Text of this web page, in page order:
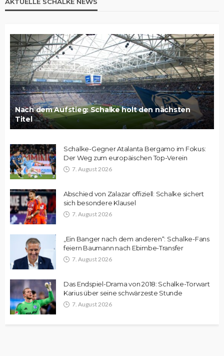
Nach dem Aufstieg: Schalke holt den nächsten
Titel
Schalke-Gegner Atalanta Bergamo im Fokus:
Der Weg zum europäischen Top-Verein
7. August 2026
Abschied von Zalazar offiziell: Schalke sichert
sich besondere Klausel
7. August 2026
„Ein Banger nach dem anderen“: Schalke-Fans
feiern Baumann nach Ebimbe-Transfer
7. August 2026
Das Endspiel-Drama von 2018: Schalke-Torwart
Karius über seine schwärzeste Stunde
7. August 2026